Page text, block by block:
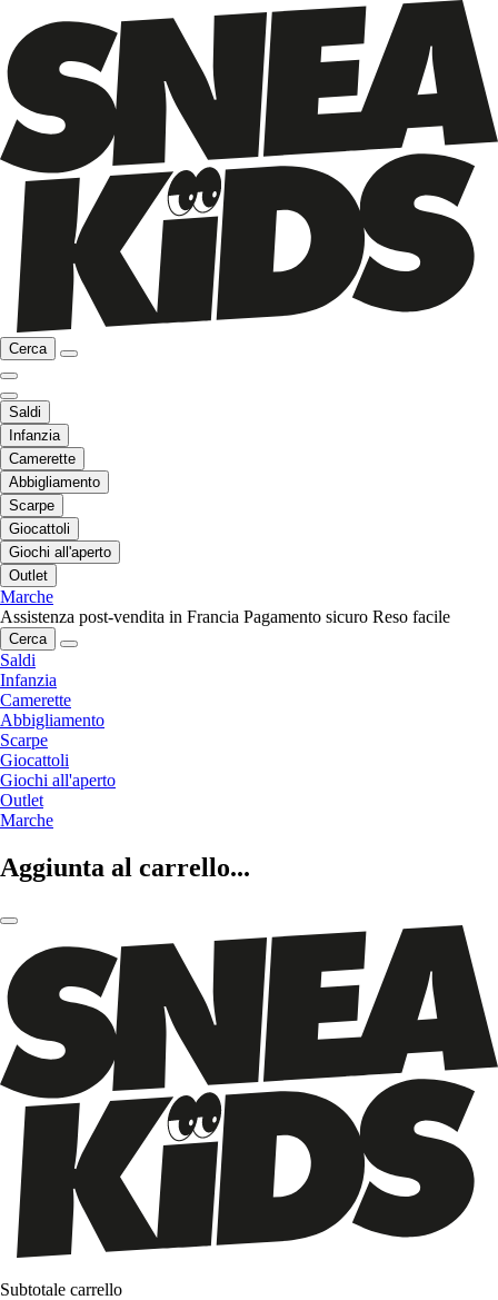
Cerca
Saldi
Infanzia
Camerette
Abbigliamento
Scarpe
Giocattoli
Giochi all'aperto
Outlet
Marche
Assistenza post-vendita in Francia Pagamento sicuro Reso facile
Cerca
Saldi
Infanzia
Camerette
Abbigliamento
Scarpe
Giocattoli
Giochi all'aperto
Outlet
Marche
Aggiunta al carrello...
Subtotale carrello